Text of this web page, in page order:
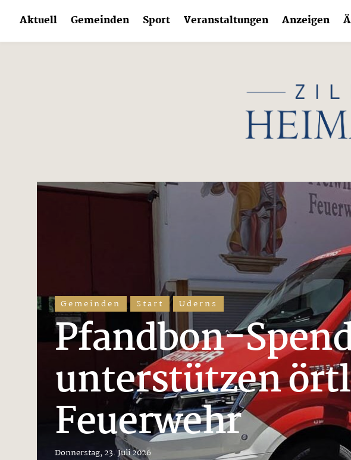
content
Aktuell Gemeinden Sport Veranstaltungen Anzeigen
Gemeinden Start Uderns
Pfandbon-
unterstützen
Feuerwehr
Donnerstag, 23. Juli 2026